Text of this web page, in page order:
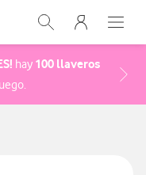
Abrir buscador.
Menu
Abre
hay 100 llaveros
Acceder a la FAQ